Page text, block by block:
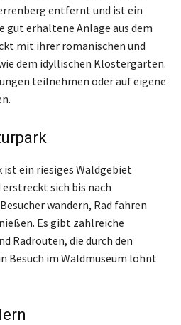
entfernt und ist ein
gut erhaltene Anlage aus dem
mit ihrer romanischen und
dem idyllischen Klostergarten.
teilnehmen oder auf eigene
ist ein riesiges Waldgebiet
sich bis nach
wandern, Rad fahren
Es gibt zahlreiche
Radrouten, die durch den
Besuch im Waldmuseum lohnt